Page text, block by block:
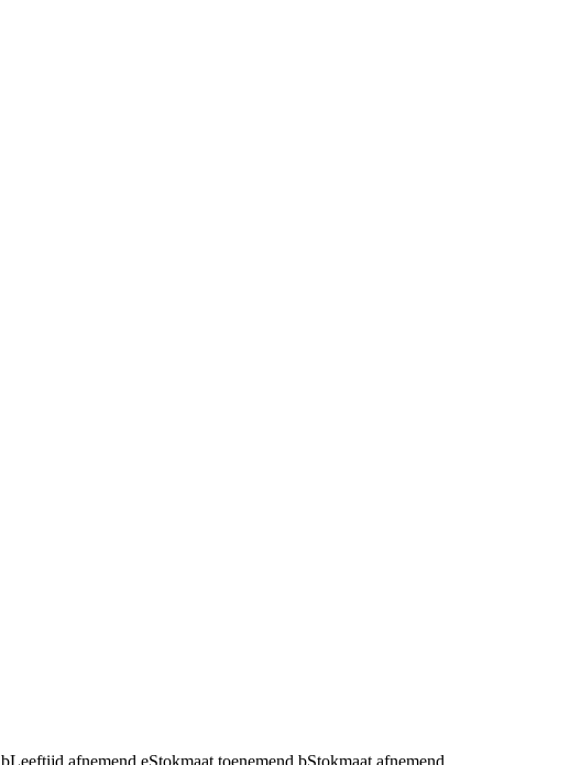
bLeeftijd afnemend eStokmaat toenemend bStokmaat afnemend